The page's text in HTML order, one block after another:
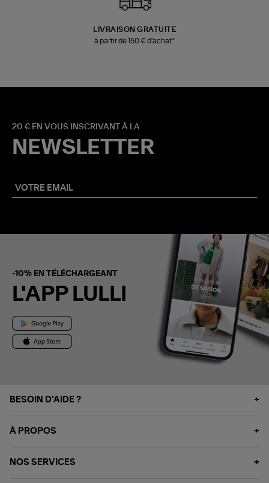
LIVRAISON GRATUITE
à partir de 150 € d'achat*
20 € EN VOUS INSCRIVANT À LA
NEWSLETTER
-10% EN TÉLÉCHARGEANT
L'APP LULLI
BESOIN D'AIDE ?
À PROPOS
NOS SERVICES